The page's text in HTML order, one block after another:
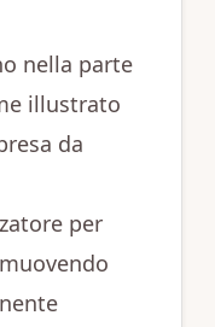
nella parte
illustrato
da
per